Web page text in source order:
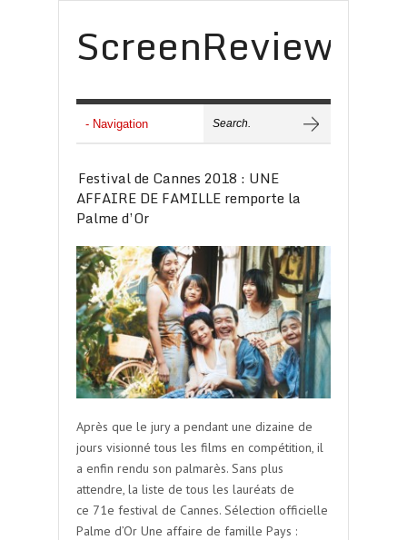
ScreenReview
Festival de Cannes 2018 : UNE
AFFAIRE DE FAMILLE remporte la
Palme d’Or
Après que le jury a pendant une dizaine de
jours visionné tous les films en compétition, il
a enfin rendu son palmarès. Sans plus
attendre, la liste de tous les lauréats de
ce 71e festival de Cannes. Sélection officielle
Palme d’Or Une affaire de famille Pays :